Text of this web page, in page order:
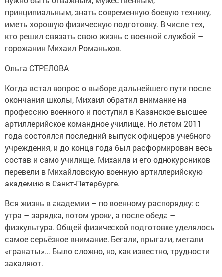
принципиальным, знать современную боевую технику,
иметь хорошую физическую подготовку. В числе тех,
кто решил связать свою жизнь с военной службой –
горожанин Михаил Романьков.
Ольга СТРЕЛОВА
Когда встал вопрос о выборе дальнейшего пути после
окончания школы, Михаил обратил внимание на
профессию военного и поступил в Казанское высшее
артиллерийское командное училище. Но летом 2011
года состоялся последний выпуск офицеров учебного
учреждения, и до конца года был расформирован весь
состав и само училище. Михаила и его однокурсников
перевели в Михайловскую военную артиллерийскую
академию в Санкт-Петербурге.
Вся жизнь в академии – по военному распорядку: с
утра – зарядка, потом уроки, а после обеда –
физкультура. Общей физической подготовке уделялось
самое серьёзное внимание. Бегали, прыгали, метали
«гранаты»… Было сложно, но, как известно, трудности
закаляют.